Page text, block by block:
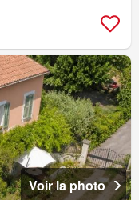
Voir la photo